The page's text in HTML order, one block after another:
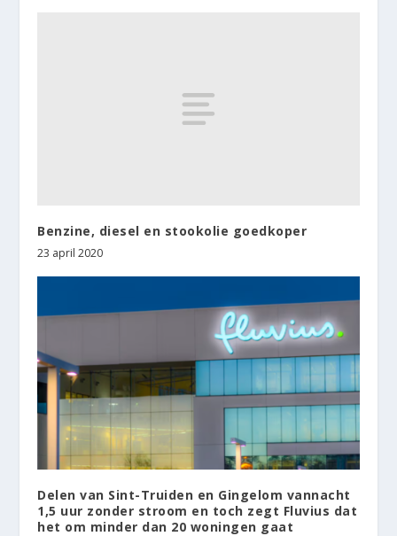
Benzine, diesel en stookolie goedkoper
23 april 2020
Delen van Sint-Truiden en Gingelom vannacht
1,5 uur zonder stroom en toch zegt Fluvius dat
het om minder dan 20 woningen gaat